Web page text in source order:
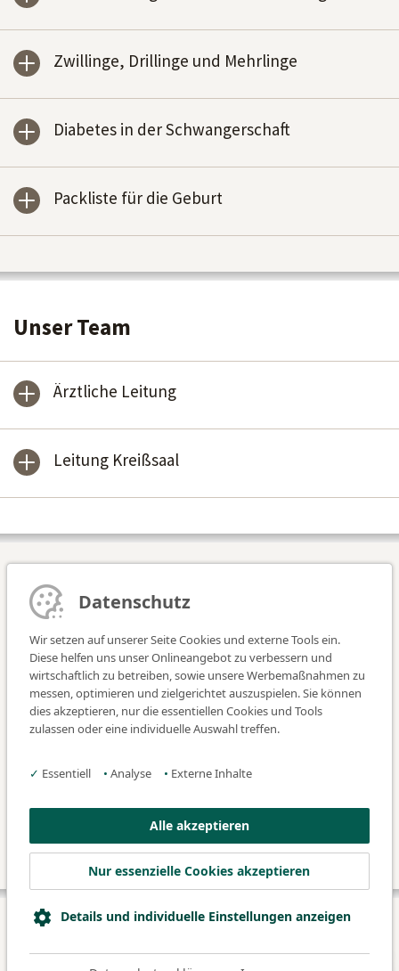
Zwillinge, Drillinge und Mehrlinge
Diabetes in der Schwangerschaft
Packliste für die Geburt
Unser Team
Ärztliche Leitung
Leitung Kreißsaal
In der Schwangerschaft
Kreißsaal
© 2026 Klinikum Fürth
Datenschutz
Impressum
Datenschutz
Wir setzen auf unserer Seite Cookies und externe Tools ein.
Diese helfen uns unser Onlineangebot zu verbessern und
wirtschaftlich zu betreiben, sowie unsere Werbemaßnahmen zu
messen, optimieren und zielgerichtet auszuspielen. Sie können
dies akzeptieren, nur die essentiellen Cookies und Tools
zulassen oder eine individuelle Auswahl treffen.
✓ Essentiell • Analyse • Externe Inhalte
Alle akzeptieren
Nur essenzielle Cookies akzeptieren
Details und individuelle Einstellungen anzeigen